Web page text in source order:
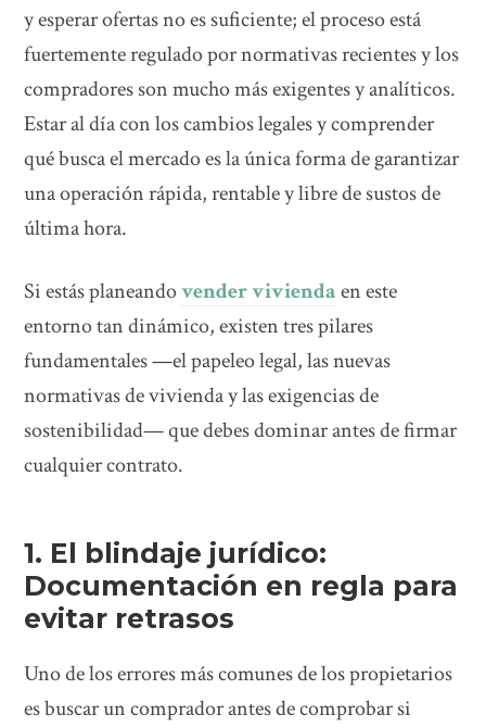
y esperar ofertas no es suficiente; el proceso está
fuertemente regulado por normativas recientes y los
compradores son mucho más exigentes y analíticos.
Estar al día con los cambios legales y comprender
qué busca el mercado es la única forma de garantizar
una operación rápida, rentable y libre de sustos de
última hora.
Si estás planeandovender viviendaen este
entorno tan dinámico, existen tres pilares
fundamentales —el papeleo legal, las nuevas
normativas de vivienda y las exigencias de
sostenibilidad— que debes dominar antes de firmar
cualquier contrato.
1. El blindaje jurídico:
Documentación en regla para
evitar retrasos
Uno de los errores más comunes de los propietarios
es buscar un comprador antes de comprobar si